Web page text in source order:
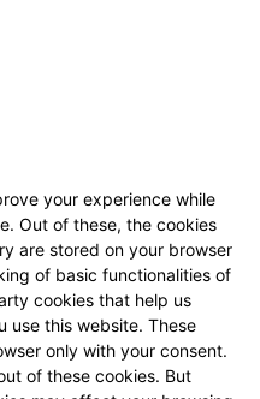
your experience while
Out of these, the cookies
are stored on your browser
of basic functionalities of
cookies that help us
use this website. These
only with your consent.
of these cookies. But